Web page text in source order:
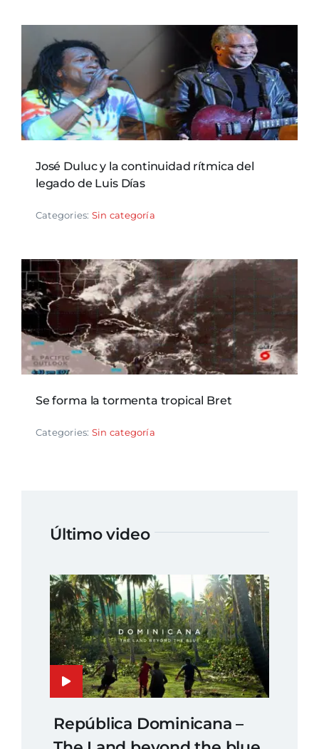
José Duluc y la continuidad rítmica del
legado de Luis Días
Categories: Sin categoría
Se forma la tormenta tropical Bret
Categories: Sin categoría
Último video
República Dominicana –